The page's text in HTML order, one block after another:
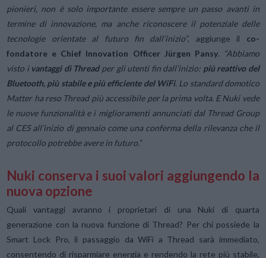
pionieri, non è solo importante essere sempre un passo avanti in
termine di innovazione, ma anche riconoscere il potenziale delle
tecnologie orientate al futuro fin dall’inizio”, aggiunge il co-
fondatore e Chief Innovation Officer Jürgen Pansy. “Abbiamo
visto i vantaggi di Threadper gli utenti fin dall’inizio: più reattivo del
Bluetooth, più stabile e più efficiente del WiFi. Lo standard domotico
Matter ha reso Thread più accessibile per la prima volta. E Nuki vede
le nuove funzionalità e i miglioramenti annunciati dal Thread Group
al CES all’inizio di gennaio come una conferma della rilevanza che il
protocollo potrebbe avere in futuro.”
Nuki conserva i suoi valori aggiungendo la
nuova opzione
Quali vantaggi avranno i proprietari di una Nuki di quarta
generazione con la nuova funzione di Thread? Per chi possiede la
Smart Lock Pro, il passaggio da WiFi a Thread sarà immediato,
consentendo di risparmiare energia e rendendo la rete più stabile,